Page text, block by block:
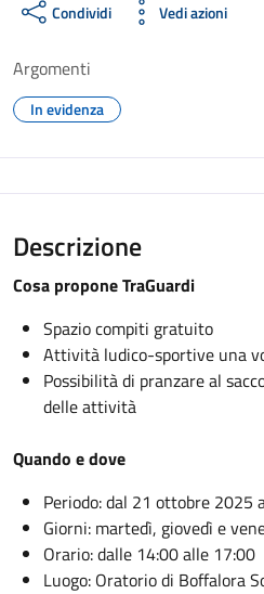
Condividi Vedi azioni
Argomenti
In evidenza
Descrizione
Cosa propone TraGuardi
Spazio compiti gratuito
Attività ludico-sportive una
Possibilità di pranzare al
delle attività
Quando e dove
Periodo: dal 21 ottobre 2025
Giorni: martedì, giovedì e
Orario: dalle 14:00 alle 17:00
Luogo: Oratorio di Boffalora